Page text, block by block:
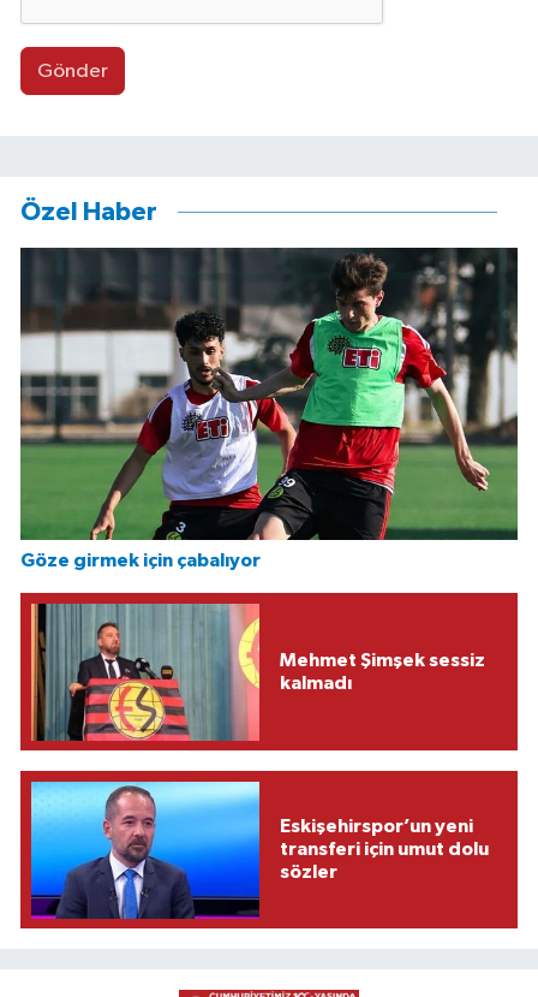
Gönder
Özel Haber
Göze girmek için çabalıyor
Mehmet Şimşek sessiz
kalmadı
Eskişehirspor’un yeni
transferi için umut dolu
sözler